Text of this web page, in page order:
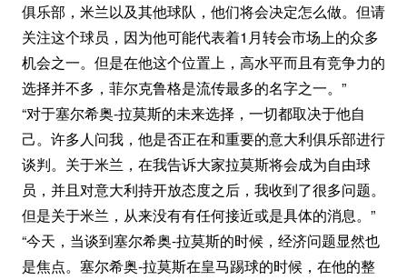
俱乐部，米兰以及其他球队，他们将会决定怎么做。但请
关注这个球员，因为他可能代表着1月转会市场上的众多
机会之一。但是在他这个位置上，高水平而且有竞争力的
选择并不多，菲尔克鲁格是流传最多的名字之一。”
“对于塞尔希奥-拉莫斯的未来选择，一切都取决于他自
己。许多人问我，他是否正在和重要的意大利俱乐部进行
谈判。关于米兰，在我告诉大家拉莫斯将会成为自由球
员，并且对意大利持开放态度之后，我收到了很多问题。
但是关于米兰，从来没有有任何接近或是具体的消息。”
“今天，当谈到塞尔希奥-拉莫斯的时候，经济问题显然也
是焦点。塞尔希奥-拉莫斯在皇马踢球的时候，在他的整